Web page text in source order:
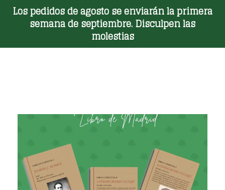
Los pedidos de agosto se enviarán la primera
semana de septiembre. Disculpen las
molestias
Toggle Menu